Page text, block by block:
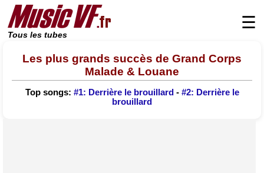
Tous les tubes
☰
Les plus grands succès de Grand Corps
Malade & Louane
Top songs: #1: Derrière le brouillard - #2: Derrière le
brouillard